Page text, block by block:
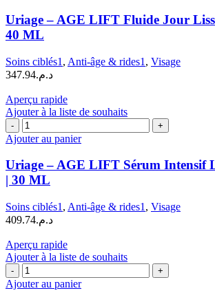
–
AGE
LIFT
Jour
Lissant
|
40
ML
Uriage – AGE LIFT Fluide Jour
40 ML
Soins ciblés1 , Anti-âge & rides1 , Visage
د.م.347.94
Aperçu rapide
Ajouter à la liste de souhaits
quantité
de
–
AGE
LIFT
Intensif
Lissant
|
30
ML
Ajouter au panier
Uriage – AGE LIFT Sérum Intensif
| 30 ML
Soins ciblés1 , Anti-âge & rides1 , Visage
د.م.409.74
Aperçu rapide
Ajouter à la liste de souhaits
quantité
de
Ajouter au panier